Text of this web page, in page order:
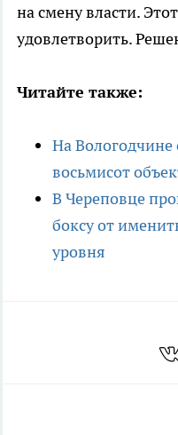
на смену власти.
удовлетворить.
Читайте также:
На Вологодчине
восьмисот
В Череповце
боксу от
уровня